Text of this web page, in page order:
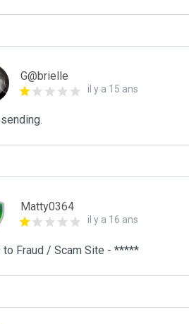
G@brielle
il y a 15 ans
Matty0364
il y a 16 ans
to Fraud / Scam Site - *****